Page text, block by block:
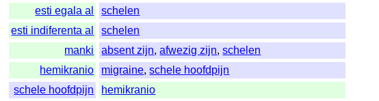
esti egala al
schelen
esti indiferenta al
schelen
manki
absent zijn,afwezig zijn,schelen
hemikranio
migraine,schele hoofdpijn
schele hoofdpijn
hemikranio